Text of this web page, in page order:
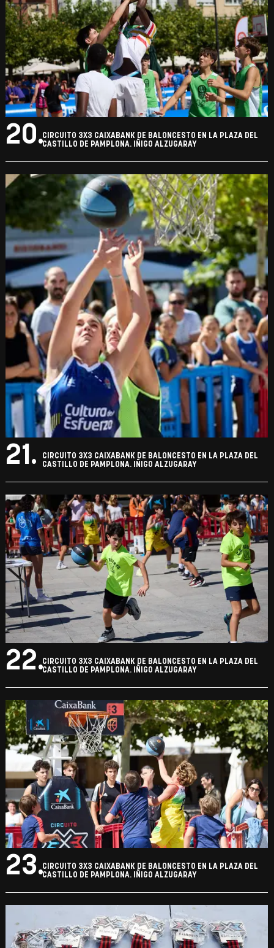
20.CIRCUITO 3X3 CAIXABANK DE BALONCESTO EN LA PLAZA DEL
CASTILLO DE PAMPLONA. IÑIGO ALZUGARAY
21.
CIRCUITO 3X3 CAIXABANK DE BALONCESTO EN LA PLAZA DEL
CASTILLO DE PAMPLONA. IÑIGO ALZUGARAY
22.CIRCUITO 3X3 CAIXABANK DE BALONCESTO EN LA PLAZA DEL
CASTILLO DE PAMPLONA. IÑIGO ALZUGARAY
23.CIRCUITO 3X3 CAIXABANK DE BALONCESTO EN LA PLAZA DEL
CASTILLO DE PAMPLONA. IÑIGO ALZUGARAY